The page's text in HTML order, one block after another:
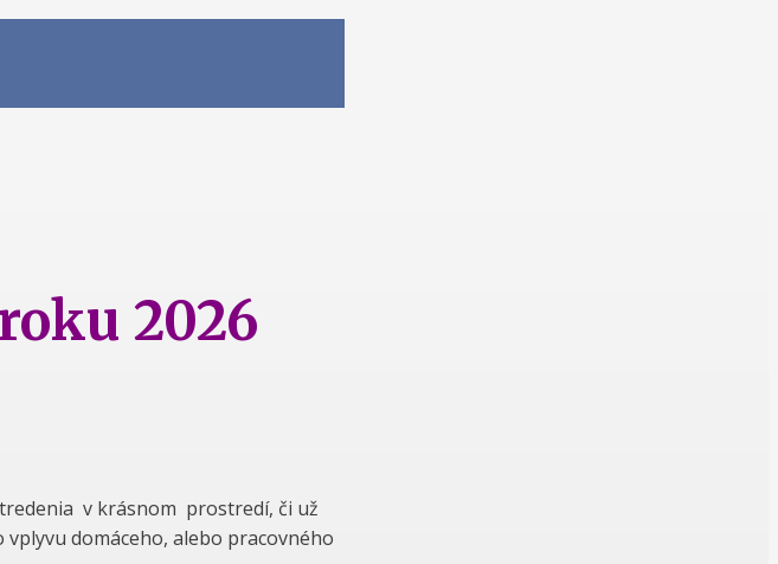
2026
v krásnom prostredí, či už
domáceho, alebo pracovného